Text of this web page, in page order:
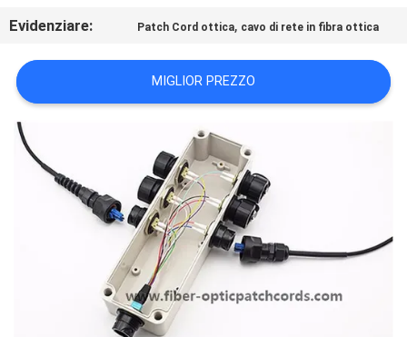
MAPPA
DEL
SITO
PRIVACY
POLICY
Evidenziare: Patch Cord ottica, cavo di rete in fibra ottica
MIGLIOR PREZZO